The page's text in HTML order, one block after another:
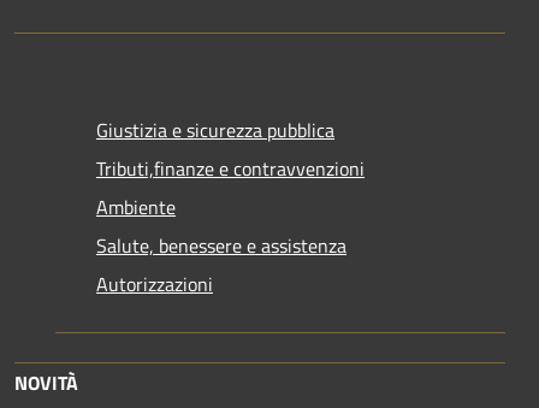
Giustizia e sicurezza pubblica
Tributi,finanze e contravvenzioni
Ambiente
Salute, benessere e assistenza
Autorizzazioni
NOVITÀ